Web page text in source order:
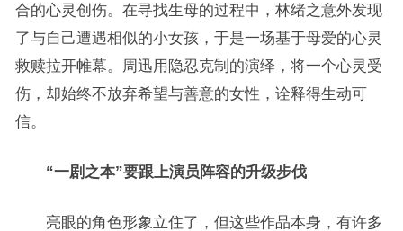
合的心灵创伤。在寻找生母的过程中，林绪之意外发现
了与自己遭遇相似的小女孩，于是一场基于母爱的心灵
救赎拉开帷幕。周迅用隐忍克制的演绎，将一个心灵受
伤，却始终不放弃希望与善意的女性，诠释得生动可
信。
“一剧之本”要跟上演员阵容的升级步伐
亮眼的角色形象立住了，但这些作品本身，有许多